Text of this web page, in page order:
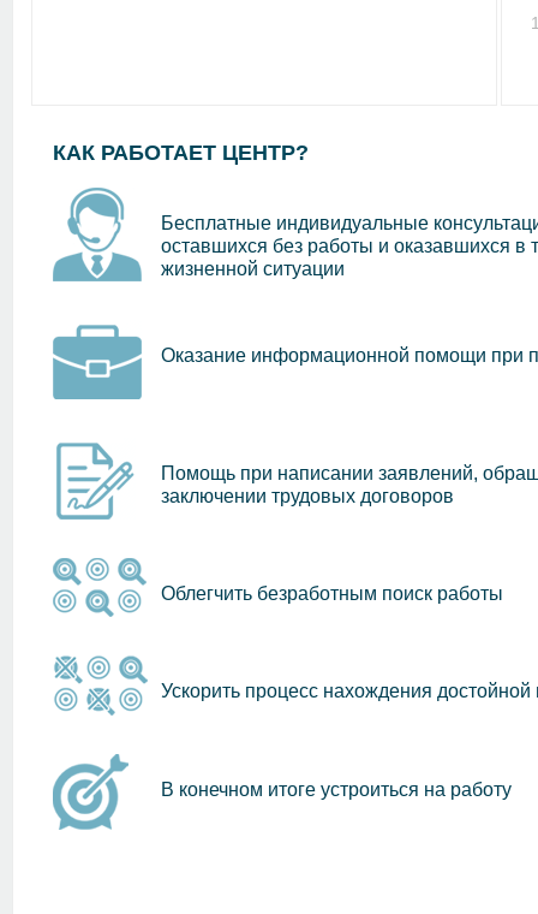
КАК РАБОТАЕТ ЦЕНТР?
Бесплатные индивидуальные
оставшихся без работы и оказавшихся в
жизненной ситуации
Оказание информационной помощи при
Помощь при написании заявлений,
заключении трудовых договоров
Облегчить безработным поиск работы
Ускорить процесс нахождения достойной
В конечном итоге устроиться на работу